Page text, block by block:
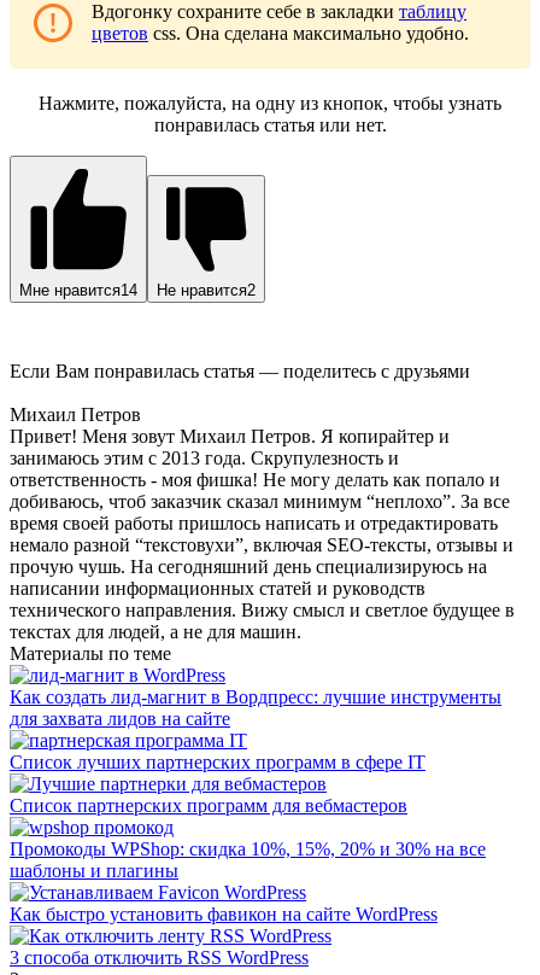
Вдогонку сохраните себе в закладки таблицу
цветов css. Она сделана максимально удобно.
Нажмите, пожалуйста, на одну из кнопок, чтобы узнать
понравилась статья или нет.
Мне нравится14 Не нравится2
Если Вам понравилась статья — поделитесь с друзьями
Михаил Петров
Привет! Меня зовут Михаил Петров. Я копирайтер и
занимаюсь этим с 2013 года. Скрупулезность и
ответственность - моя фишка! Не могу делать как попало и
добиваюсь, чтоб заказчик сказал минимум “неплохо”. За все
время своей работы пришлось написать и отредактировать
немало разной “текстовухи”, включая SEO-тексты, отзывы и
прочую чушь. На сегодняшний день специализируюсь на
написании информационных статей и руководств
технического направления. Вижу смысл и светлое будущее в
текстах для людей, а не для машин.
Материалы по теме
Как создать лид-магнит в Вордпресс: лучшие инструменты
для захвата лидов на сайте
Список лучших партнерских программ в сфере IT
Список партнерских программ для вебмастеров
Промокоды WPShop: скидка 10%, 15%, 20% и 30% на все
шаблоны и плагины
Как быстро установить фавикон на сайте WordPress
3 способа отключить RSS WordPress